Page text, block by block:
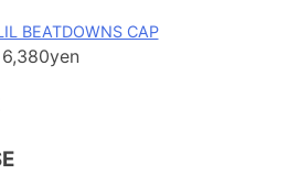
BEATDOWNS CAP
6,380yen